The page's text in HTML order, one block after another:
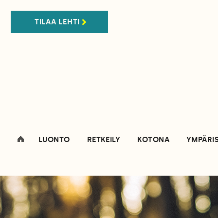
TILAA LEHTI
LUONTO RETKEILY KOTONA